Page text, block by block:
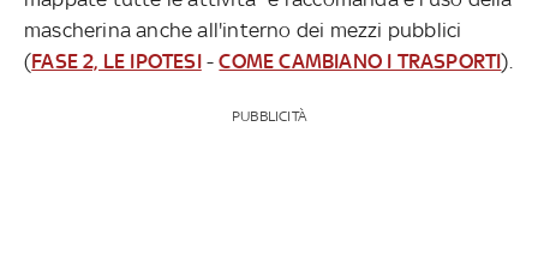
mascherina anche all'interno dei mezzi pubblici
(FASE 2, LE IPOTESI-COME CAMBIANO I TRASPORTI).
PUBBLICITÀ